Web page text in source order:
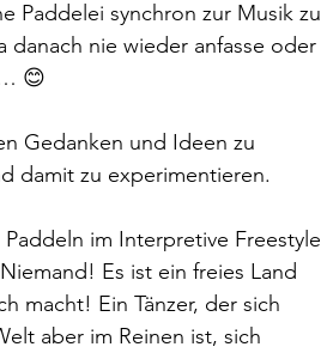
Paddelei synchron zur Musik zu
danach nie wieder anfasse oder
😊
Gedanken und Ideen zu
damit zu experimentieren.
im Interpretive Freestyle
Es ist ein freies Land
macht! Ein Tänzer, der sich
aber im Reinen ist, sich